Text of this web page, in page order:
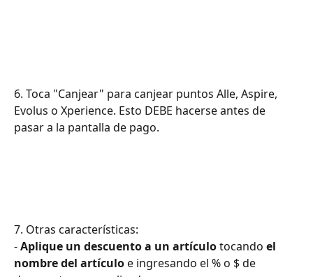
6. Toca "Canjear" para canjear puntos Alle, Aspire,
Evolus o Xperience. Esto DEBE hacerse antes de
pasar a la pantalla de pago.
7. Otras características:
- Aplique un descuento a un artículo tocando el
nombre del artículo e ingresando el % o $ de